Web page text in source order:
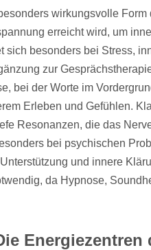
wirkungsvolle
erreicht wird, um
sich besonders bei Stress,
zur
bei der Worte im
Erleben und Gefühlen.
Resonanzen, die das
bei psychischen
und innere
da Hypnose,